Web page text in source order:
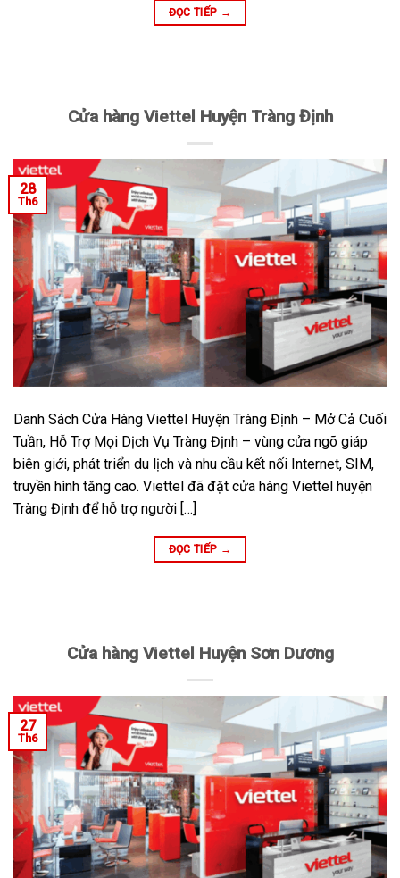
ĐỌC TIẾP →
Cửa hàng Viettel Huyện Tràng Định
28
Th6
Danh Sách Cửa Hàng Viettel Huyện Tràng Định – Mở Cả Cuối
Tuần, Hỗ Trợ Mọi Dịch Vụ Tràng Định – vùng cửa ngõ giáp
biên giới, phát triển du lịch và nhu cầu kết nối Internet, SIM,
truyền hình tăng cao. Viettel đã đặt cửa hàng Viettel huyện
Tràng Định để hỗ trợ người […]
ĐỌC TIẾP →
Cửa hàng Viettel Huyện Sơn Dương
27
Th6